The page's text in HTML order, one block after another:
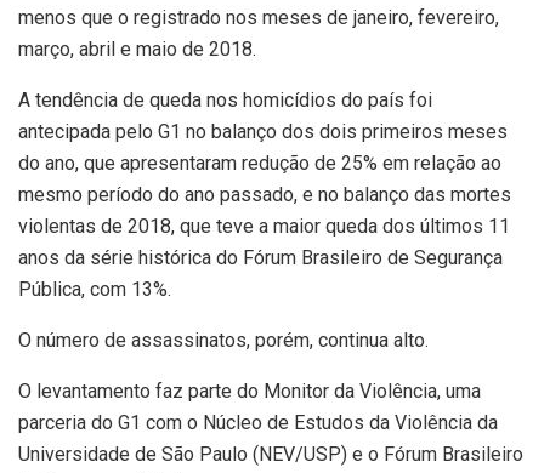
menos que o registrado nos meses de janeiro, fevereiro,
março, abril e maio de 2018.
A tendência de queda nos homicídios do país foi
antecipada pelo G1 no balanço dos dois primeiros meses
do ano, que apresentaram redução de 25% em relação ao
mesmo período do ano passado, e no balanço das mortes
violentas de 2018, que teve a maior queda dos últimos 11
anos da série histórica do Fórum Brasileiro de Segurança
Pública, com 13%.
O número de assassinatos, porém, continua alto.
O levantamento faz parte do Monitor da Violência, uma
parceria do G1 com o Núcleo de Estudos da Violência da
Universidade de São Paulo (NEV/USP) e o Fórum Brasileiro